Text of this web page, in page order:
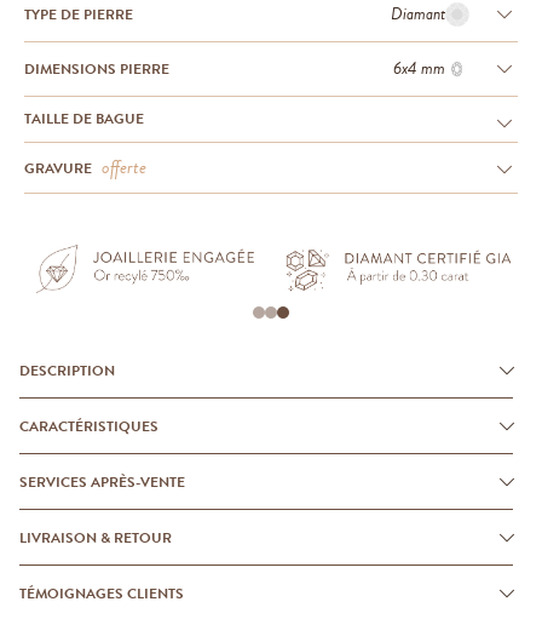
TYPE DE PIERRE Diamant
DIMENSIONS PIERRE 6x4 mm
TAILLE DE BAGUE
GRAVURE offerte
DESCRIPTION
CARACTÉRISTIQUES
SERVICES APRÈS-VENTE
LIVRAISON & RETOUR
TÉMOIGNAGES CLIENTS